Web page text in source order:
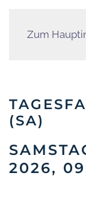
Zum
(SA)
2026,